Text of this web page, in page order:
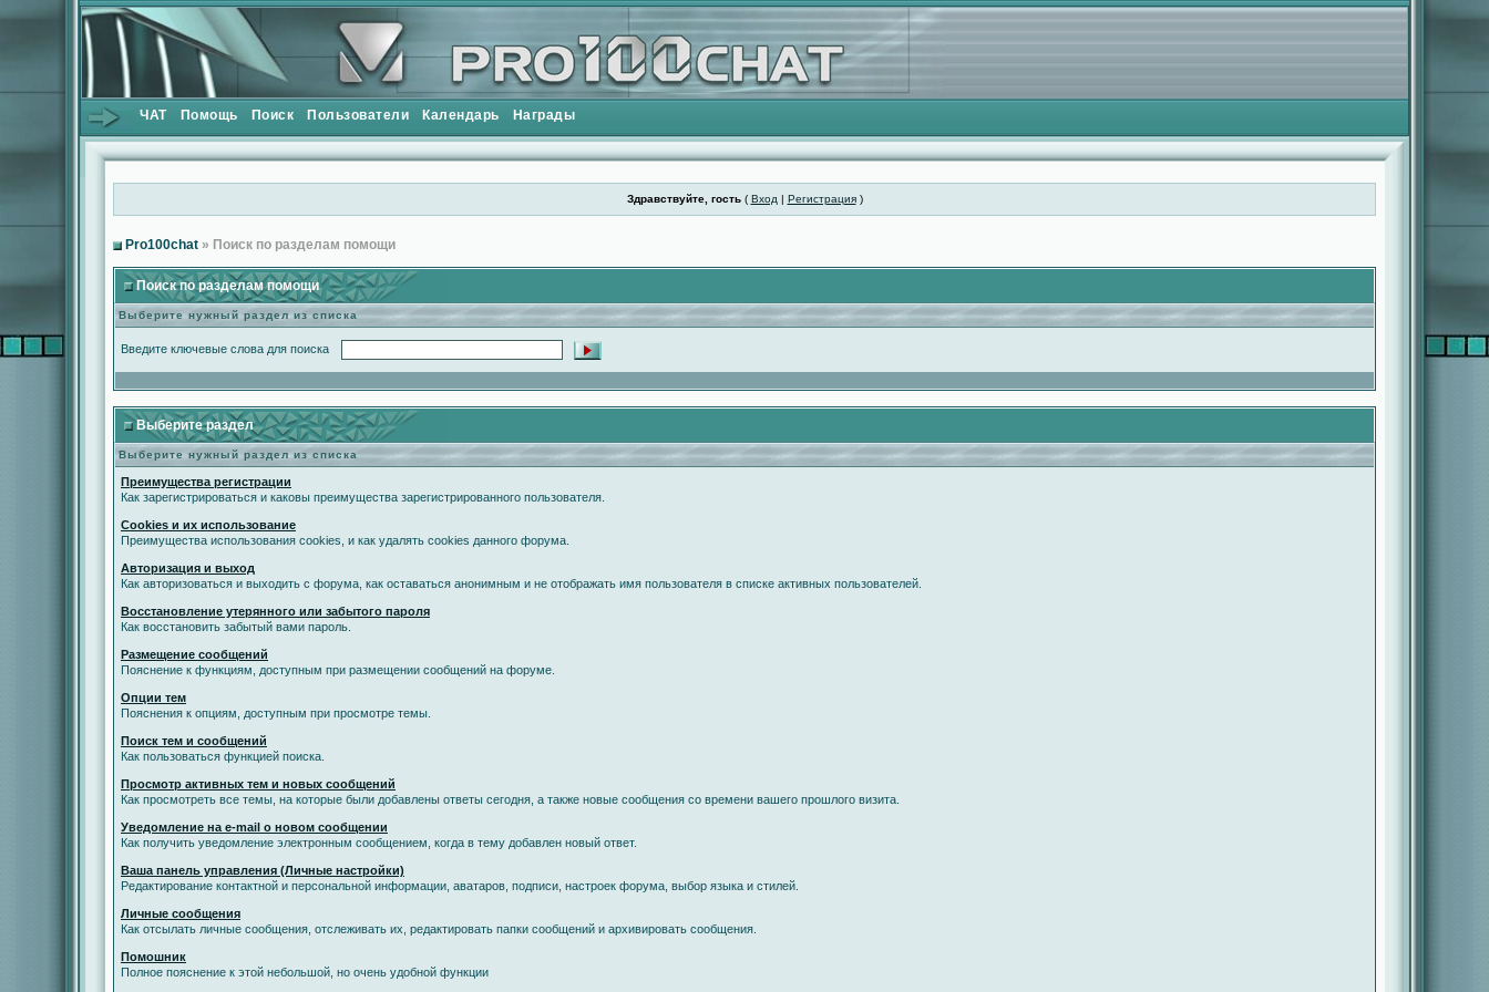
ЧАТ Помощь Поиск Пользователи Календарь Награды
Здравствуйте, гость( Вход | Регистрация)
Pro100chat » Поиск по разделам помощи
Поиск по разделам помощи
Выберите нужный раздел из списка
Введите ключевые слова для поиска
Выберите раздел
Выберите нужный раздел из списка
Преимущества регистрации
Как зарегистрироваться и каковы преимущества зарегистрированного пользователя.
Cookies и их использование
Преимущества использования cookies, и как удалять cookies данного форума.
Авторизация и выход
Как авторизоваться и выходить с форума, как оставаться анонимным и не отображать имя пользователя в списке активных пользователей.
Восстановление утерянного или забытого пароля
Как восстановить забытый вами пароль.
Размещение сообщений
Пояснение к функциям, доступным при размещении сообщений на форуме.
Опции тем
Пояснения к опциям, доступным при просмотре темы.
Поиск тем и сообщений
Как пользоваться функцией поиска.
Просмотр активных тем и новых сообщений
Как просмотреть все темы, на которые были добавлены ответы сегодня, а также новые сообщения со времени вашего прошлого визита.
Уведомление на е-mail о новом сообщении
Как получить уведомление электронным сообщением, когда в тему добавлен новый ответ.
Ваша панель управления (Личные настройки)
Редактирование контактной и персональной информации, аватаров, подписи, настроек форума, выбор языка и стилей.
Личные сообщения
Как отсылать личные сообщения, отслеживать их, редактировать папки сообщений и архивировать сообщения.
Помошник
Полное пояснение к этой небольшой, но очень удобной функции